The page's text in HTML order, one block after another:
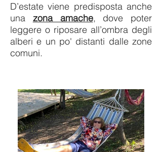
D’estate viene predisposta anche
una zona amache, dove poter
leggere o riposare all’ombra degli
alberi e un po' distanti dalle zone
comuni.